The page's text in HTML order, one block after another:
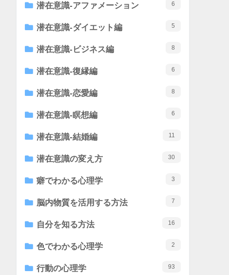
潜在意識-アファメーション 6
潜在意識-ダイエット編 5
潜在意識-ビジネス編 8
潜在意識-復縁編 6
潜在意識-恋愛編 8
潜在意識-瞑想編 6
潜在意識-結婚編 11
潜在意識の変え方 30
癖でわかる心理学 3
脳内物質を活用する方法 7
自分を知る方法 16
色でわかる心理学 2
行動の心理学 93